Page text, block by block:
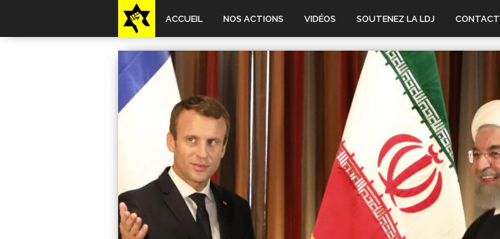
ACCUEIL NOS ACTIONS VIDÉOS SOUTENEZ LA LDJ CONTACT